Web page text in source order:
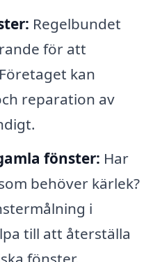
Regelbundet
för att
kan
reparation av
fönster: Har
behöver kärlek?
i
till att återställa